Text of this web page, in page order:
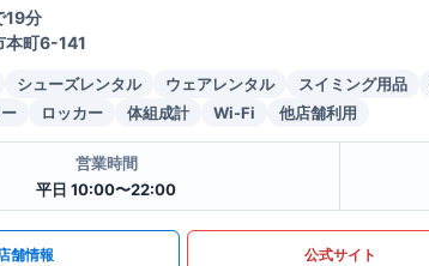
19分
本町6-141
シューズレンタル ウェアレンタル スイミング用品
ロッカー 体組成計 Wi-Fi 他店舗利用
営業時間
平日 10:00〜22:00
舗情報 公式サイト